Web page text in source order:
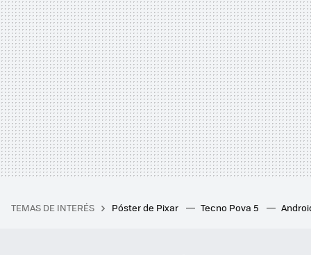
TEMAS DE INTERÉS Póster de Pixar Tecno Pova 5